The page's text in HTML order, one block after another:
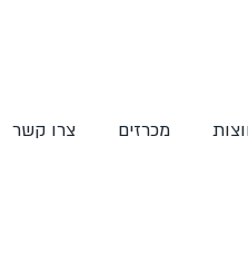
מכרזים צרו קשר